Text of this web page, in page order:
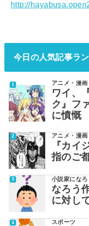
http://
今日の人気記事ラ
アニメ・漫画
ワイ、
ク』フ
に憤慨
アニメ・漫画
『カイ
指のご
小説家になろ
なろう
に対し
スポーツ